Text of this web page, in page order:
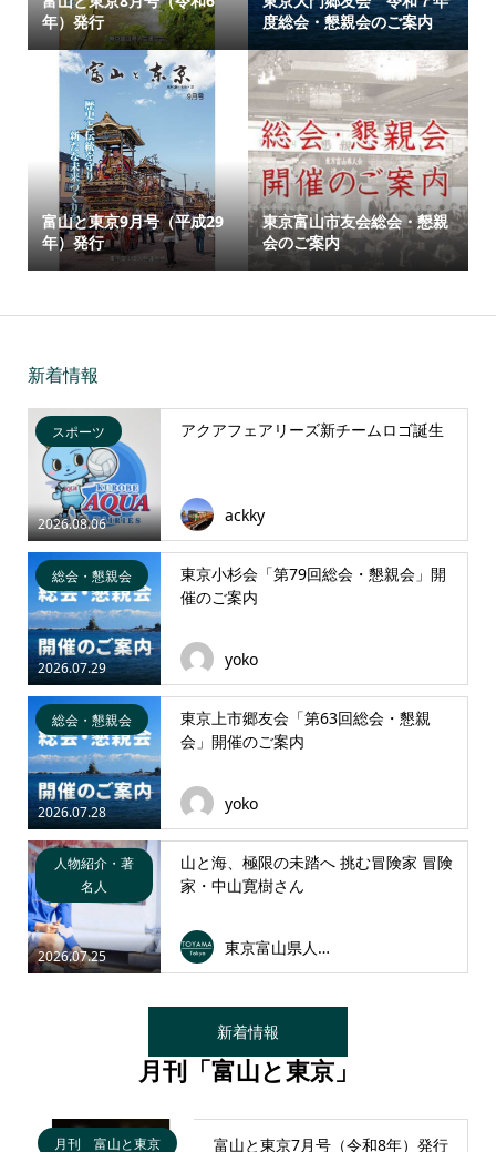
年）発行
度総会・懇親会のご案内
富山と東京9月号（平成29
年）発行
東京富山市友会総会・懇親
会のご案内
新着情報
2026.08.06
スポーツ アクアフェアリーズ新チームロゴ誕生
ackky
2026.07.29
総会・懇親会
東京小杉会「第79回総会・懇親会」開
催のご案内
yoko
2026.07.28
総会・懇親会
東京上市郷友会「第63回総会・懇親
会」開催のご案内
yoko
2026.07.25
人物紹介・著
名人
山と海、極限の未踏へ 挑む冒険家 冒険
家・中山寛樹さん
東京富山県人会連合会
新着情報
月刊「富山と東京」
月刊 富山と東京 富山と東京7月号（令和8年）発行